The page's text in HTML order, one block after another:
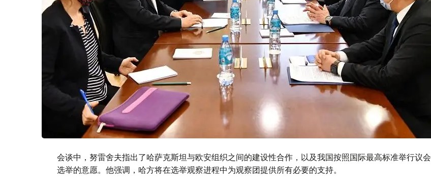
会谈中，努雷舍夫指出了哈萨克斯坦与欧安组织之间的建设性合作，以及我国按照国际最高标准举行议会
选举的意愿。他强调，哈方将在选举观察进程中为观察团提供所有必要的支持。